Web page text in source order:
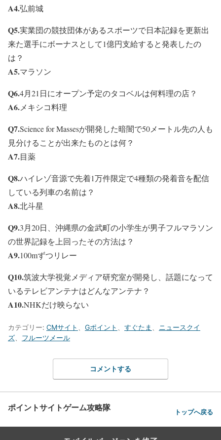
A4.弘前城
Q5.実業団の競技団体があるスポーツで日本記録を更新出
来た選手にボーナスとして1億円支給すると発表したの
は？
A5.マラソン
Q6.4月21日にオープン予定のタコベルは何料理の店？
A6.メキシコ料理
Q7.Science for Massesが開発した暗闇で50メートル先の人も
見分けることが出来たものとは何？
A7.目薬
Q8.ハイレゾ音源で先着1万件限定で4種類の発着音を配信
している列車の名前は？
A8.北斗星
Q9.3月20日、沖縄県の金武町の小学生が男子フルマラソン
の世界記録を上回ったその方法は？
A9.100mずつリレー
Q10.筑波大学視覚メディア研究室が開発し、話題になって
いるテレビアンテナはどんなアンテナ？
A10.NHKだけ映らない
カテゴリー: CMサイト Gポイント すぐたま
ニュースクイ
ズ
フルーツメール
コメントする
ポイントサイトゲーム攻略隊 トップへ戻る